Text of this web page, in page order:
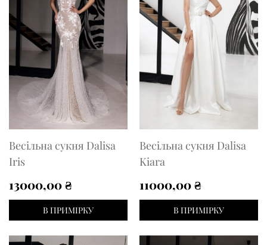
Весільна сукня Dalisa
Iris
13000,00₴
В ПРИМІРКУ
Весільна сукня Dalisa
Kiara
11000,00₴
В ПРИМІРКУ